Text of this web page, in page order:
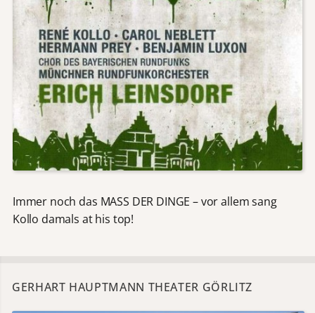
Immer noch das MASS DER DINGE – vor allem sang
Kollo damals at his top!
GERHART HAUPTMANN THEATER GÖRLITZ